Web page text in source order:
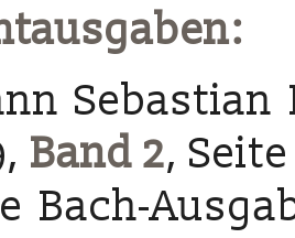
Sebastian
Band 2,
Bach-